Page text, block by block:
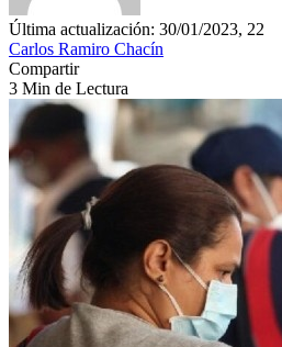
Última actualización: 30/01/2023, 22
Carlos Ramiro Chacín
Compartir
3 Min de Lectura